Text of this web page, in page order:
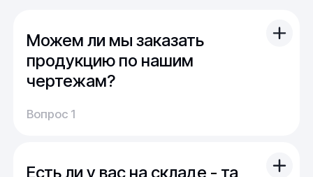
Можем ли мы заказать
продукцию по нашим
чертежам?
Вы можете отправить свой чертеж/проект
(в т.ч. примерный) с техническим заданием.
Мы можем изготовить для вас как мелкую
Вопрос 1
Есть ли у вас на складе - та